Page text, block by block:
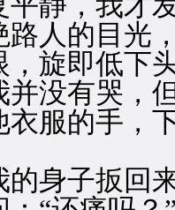
人的目光
即低下头
并没有哭，
的手，下
子扳回来